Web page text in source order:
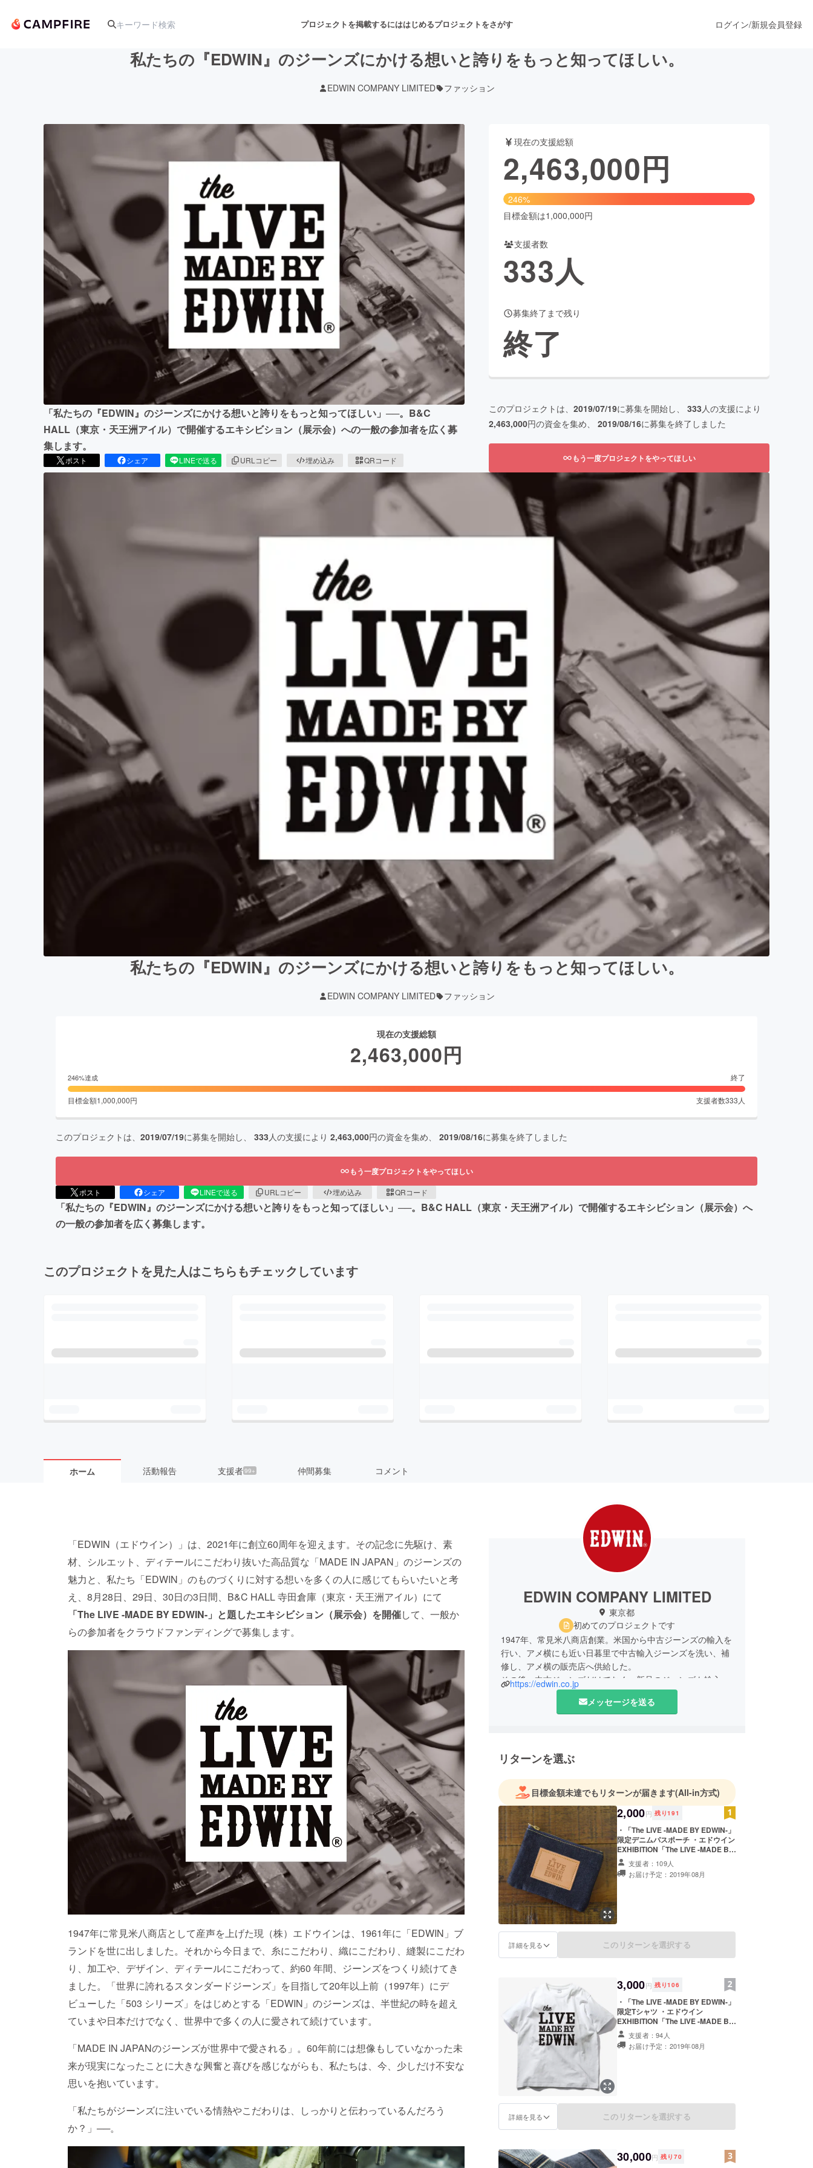
プロジェクトを掲載するにははじめるプロジェクトをさがす
舞台・パフォーマンス
テクノロジー・ガジェット ゲーム・サービス開発 フード・飲食店 ファッション
書籍・雑誌出版 アニメ・漫画
ビジネス・起業 チャレンジ ビューティー・ヘルスケア
まちづくり・地域活性化
CAMPFIRE for Social GoodCAMPFIRE Creation
CAMPFIREふるさと納税machi-ya コミュニティ
ログイン/新規会員登録
私たちの『EDWIN』のジーンズにかける想いと誇りをもっと知ってほしい。
EDWIN COMPANY LIMITED ファッション
「私たちの『EDWIN』のジーンズにかける想いと誇りをもっと知ってほしい」──。B&C
HALL（東京・天王洲アイル）で開催するエキシビション（展示会）への一般の参加者を広く募
集します。
ポスト シェア LINEで送る URLコピー 埋め込み QRコード
現在の支援総額
2,463,000円
246%
目標金額は1,000,000円
支援者数
333人
募集終了まで残り
終了
このプロジェクトは、 2019/07/19に募集を開始し、 333人の支援により
2,463,000円の資金を集め、 2019/08/16に募集を終了しました
もう一度プロジェクトをやってほしい
私たちの『EDWIN』のジーンズにかける想いと誇りをもっと知ってほしい。
EDWIN COMPANY LIMITED ファッション
現在の支援総額
2,463,000円
246%達成 終了
目標金額1,000,000円 支援者数333 人
このプロジェクトは、 2019/07/19に募集を開始し、 333人の支援により 2,463,000円の資金を集め、 2019/08/16に募集を終了しました
もう一度プロジェクトをやってほしい
ポスト シェア LINEで送る URLコピー 埋め込み QRコード
「私たちの『EDWIN』のジーンズにかける想いと誇りをもっと知ってほしい」──。B&C HALL（東京・天王洲アイル）で開催するエキシビション（展示会）へ
の一般の参加者を広く募集します。
このプロジェクトを見た人はこちらもチェックしています
ホーム 活動報告 支援者99+ 仲間募集 コメント
「EDWIN（エドウイン）」は、2021年に創立60周年を迎えます。その記念に先駆け、素
材、シルエット、ディテールにこだわり抜いた高品質な「MADE IN JAPAN」のジーンズの
魅力と、私たち「EDWIN」のものづくりに対する想いを多くの人に感じてもらいたいと考
え、8月28日、29日、30日の3日間、B&C HALL 寺田倉庫（東京・天王洲アイル）にて
「The LIVE -MADE BY EDWIN-」と題したエキシビション（展示会）を開催して、一般か
らの参加者をクラウドファンディングで募集します。
1947年に常見米八商店として産声を上げた現（株）エドウインは、1961年に「EDWIN」ブ
ランドを世に出しました。それから今日まで、糸にこだわり、織にこだわり、縫製にこだわ
り、加工や、デザイン、ディテールにこだわって、約60 年間、ジーンズをつくり続けてき
ました。「世界に誇れるスタンダードジーンズ」を目指して20年以上前（1997年）にデ
ビューした「503 シリーズ」をはじめとする「EDWIN」のジーンズは、半世紀の時を超え
ていまや日本だけでなく、世界中で多くの人に愛されて続けています。
「MADE IN JAPANのジーンズが世界中で愛される」。60年前には想像もしていなかった未
来が現実になったことに大きな興奮と喜びを感じながらも、私たちは、今、少しだけ不安な
思いを抱いています。
「私たちがジーンズに注いでいる情熱やこだわりは、しっかりと伝わっているんだろう
か？」──。
EDWIN COMPANY LIMITED
東京都
初めてのプロジェクトです
1947年、常見米八商店創業。米国から中古ジーンズの輸入を
行い、アメ横にも近い日暮里で中古輸入ジーンズを洗い、補
修し、アメ横の販売店へ供給した。
その後、中古ジーンズだけでなく、新品のジーンズも輸入さ
れる時代となったが、当時の米国製ジーンズは、固い、縮
む、色落ちする、そして高額であったことから、日本の市場
点となる。
ものづくりへのスピリットが込められている）
以来、日本で初めて自社技術・自社製法によるジーンズ作り
を続け、現状に満足することなく常に新たな商品を送り出し
ています。
https://edwin.co.jp
メッセージを送る
リターンを選ぶ
目標金額未達でもリターンが届きます(All-in方式)
2,000円 残り191
・「The LIVE -MADE BY EDWIN-」
限定デニムパスポーチ ・エドウイン
EXHIBITION「The LIVE -MADE BY
EDWIN-」特別入場券 デニムポーチ
寸法：横約14cm×縦約11cm
支援者：109人
お届け予定：2019年08月
詳細を見る このリターンを選択する
3,000円 残り106
・「The LIVE -MADE BY EDWIN-」
限定Tシャツ ・エドウイン
EXHIBITION「The LIVE -MADE BY
EDWIN-」特別入場券 サイズは
S/M/L/XLからお選びいただけます。
支援時に希望のサイズをご選択下さ
支援者：94人
お届け予定：2019年08月
詳細を見る このリターンを選択する
30,000円 残り 70